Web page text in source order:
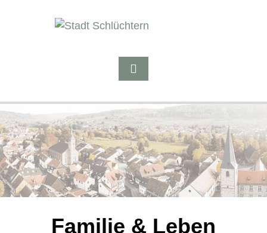
Familie & Leben